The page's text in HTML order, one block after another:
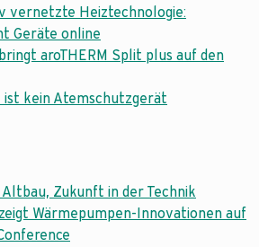
vernetzte Heiztechnologie:
Geräte online
aroTHERM Split plus auf den
ist kein Atemschutzgerät
Altbau, Zukunft in der Technik
Wärmepumpen-Innovationen auf